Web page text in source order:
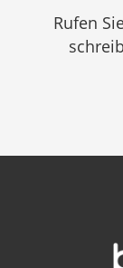
Rufen